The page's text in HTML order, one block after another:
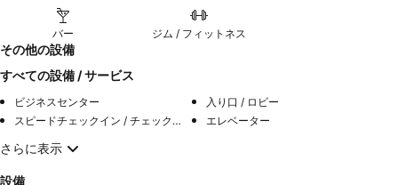
バー ジム / フィットネス
その他の設備
すべての設備 / サービス
ビジネスセンター
入り口 / ロビー
スピードチェックイン / チェックアウト
エレベーター
さらに表示
設備